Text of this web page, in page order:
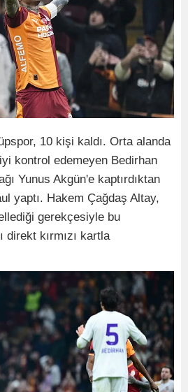
10 kişi kaldı. Orta alanda
kontrol edemeyen Bedirhan
Yunus Akgün'e kaptırdıktan
yaptı. Hakem Çağdaş Altay,
gerekçesiyle bu
direkt kırmızı kartla